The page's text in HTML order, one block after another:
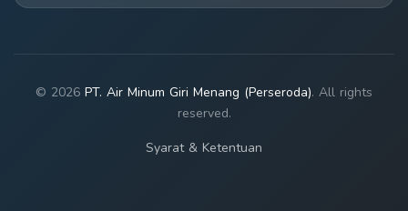
© 2026 PT. Air Minum Giri Menang (Perseroda). All rights
reserved.
Syarat & Ketentuan